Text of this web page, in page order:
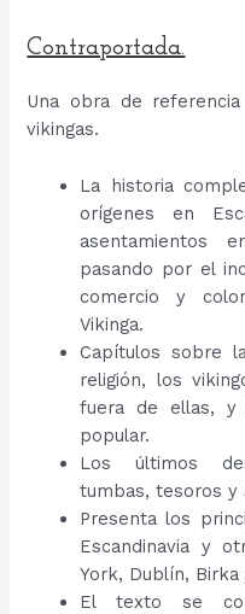
Contraportada.
Una obra de
vikingas.
La historia
orígenes en
asentamientos
pasando por el
comercio y
Vikinga.
Capítulos sobre
religión, los
fuera de ellas, y
popular.
Los últimos
tumbas, tesoros y
Presenta los
Escandinavia y
York, Dublín, Birka
El texto se